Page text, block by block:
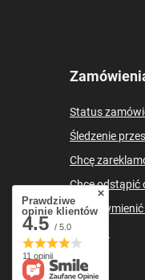
Status
Śledzenie
Chcę
Chcę odstąpić
Chcę
Kontakt
Prawdziwe
opinie klientów
4.5 / 5.0
11 opinii